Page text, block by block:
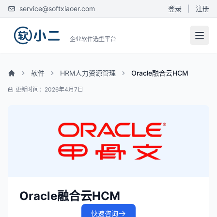
service@softxiaoer.com 登录 注册
企业软件选型平台
软件 HRM人力资源管理 Oracle融合云HCM
更新时间：2026年4月7日
Oracle融合云HCM
快速咨询